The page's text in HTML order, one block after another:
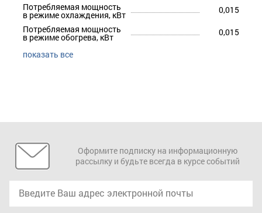
Потребляемая мощность
в режиме охлаждения, кВт
0,015
Потребляемая мощность
в режиме обогрева, кВт 0,015
показать все
Оформите подписку на информационную
рассылку и будьте всегда в курсе событий